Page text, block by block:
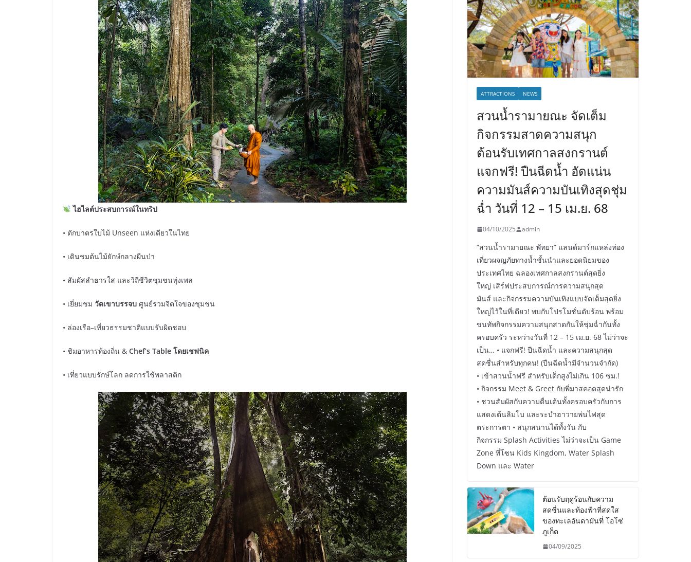
ไฮไลต์ประสบการณ์ในทริป
• ตักบาตรใบไม้ Unseen แห่งเดียวในไทย
• เดินชมต้นไม้ยักษ์กลางผืนป่า
• สัมผัสลำธารใส และวิถีชีวิตชุมชนทุ่งเพล
• เยี่ยมชม วัดเขาบรรจบ ศูนย์รวมจิตใจของชุมชน
• ล่องเรือ–เที่ยวธรรมชาติแบบรับผิดชอบ
• ชิมอาหารท้องถิ่น & Chef’s Table โดยเชฟนิค
• เที่ยวแบบรักษ์โลก ลดการใช้พลาสติก
ATTRACTIONS NEWS
สวนน้ำรามายณะ จัดเต็ม
กิจกรรมสาดความสนุก
ต้อนรับเทศกาลสงกรานต์
แจกฟรี! ปืนฉีดน้ำ อัดแน่น
ความมันส์ความบันเทิงสุดชุ่ม
ฉ่ำ วันที่ 12 – 15 เม.ย. 68
04/10/2025 admin
“สวนน้ำรามายณะ พัทยา” แลนด์มาร์กแหล่งท่อง
เที่ยวผจญภัยทางน้ำชั้นนำและยอดนิยมของ
ประเทศไทย ฉลองเทศกาลสงกรานต์สุดยิ่ง
ใหญ่ เสิร์ฟประสบการณ์การความสนุกสุด
มันส์ และกิจกรรมความบันเทิงแบบจัดเต็มสุดยิ่ง
ใหญ่ไว้ในที่เดียว! พบกับโปรโมชั่นดับร้อน พร้อม
ขนทัพกิจกรรมความสนุกสาดกันให้ชุ่มฉ่ำกันทั้ง
ครอบครัว ระหว่างวันที่ 12 – 15 เม.ย. 68 ไม่ว่าจะ
เป็น… • แจกฟรี! ปืนฉีดน้ำ และความสนุกสุด
สดชื่นสำหรับทุกคน! (ปืนฉีดน้ำมีจำนวนจำกัด)
• เข้าสวนน้ำฟรี สำหรับเด็กสูงไม่เกิน 106 ซม.!
• กิจกรรม Meet & Greet กับพี่มาสคอตสุดน่ารัก
• ชวนสัมผัสกับความตื่นเต้นทั้งครอบครัวกับการ
แสดงเต้นลิมโบ และระบำฮาวายพ่นไฟสุด
ตระการตา • สนุกสนานได้ทั้งวัน กับ
กิจกรรม Splash Activities ไม่ว่าจะเป็น Game
Zone ที่โซน Kids Kingdom, Water Splash
Down และ Water
ต้อนรับฤดูร้อนกับความ
สดชื่นและท้องฟ้าที่สดใส
ของทะเลอันดามันที่ โอโซ่
ภูเก็ต
04/09/2025